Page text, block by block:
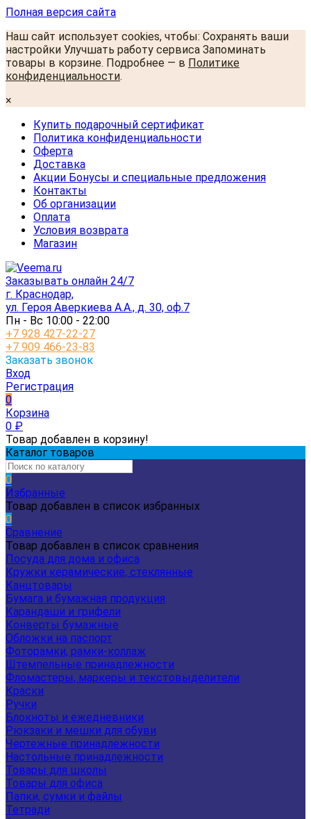
Полная версия сайта
Наш сайт использует cookies, чтобы: Сохранять ваши
настройки Улучшать работу сервиса Запоминать
товары в корзине. Подробнее — в Политике
конфиденциальности.
×
Купить подарочный сертификат
Политика конфиденциальности
Оферта
Доставка
Акции Бонусы и специальные предложения
Контакты
Об организации
Оплата
Условия возврата
Магазин
Заказывать онлайн 24/7
г. Краснодар,
ул. Героя Аверкиева А.А., д. 30, оф.7
Пн - Вс 10:00 - 22:00
+7 928 427-22-27
+7 909 466-23-83
Заказать звонок
Вход
Регистрация
0
Корзина
0 ₽
Товар добавлен в корзину!
Каталог товаров
0
Избранные
Товар добавлен в список избранных
0
Сравнение
Товар добавлен в список сравнения
Посуда для дома и офиса
Кружки керамические, стеклянные
Канцтовары
Бумага и бумажная продукция
Карандаши и грифели
Конверты бумажные
Обложки на паспорт
Фоторамки, рамки-коллаж
Штемпельные принадлежности
Фломастеры, маркеры и текстовыделители
Краски
Ручки
Блокноты и ежедневники
Рюкзаки и мешки для обуви
Чертежные принадлежности
Настольные принадлежности
Товары для школы
Товары для офиса
Папки, сумки и файлы
Тетради